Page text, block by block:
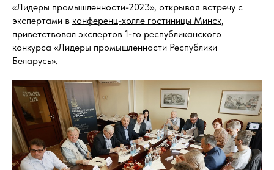
«Лидеры промышленности-2023», открывая встречу с
экспертами в конференц-холле гостиницы Минск,
приветствовал экспертов 1-го республиканского
конкурса «Лидеры промышленности Республики
Беларусь».